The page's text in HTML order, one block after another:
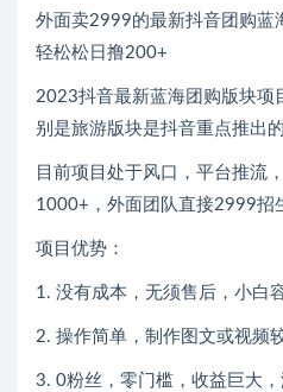
外面卖2999的最新抖音团购蓝
轻松松日撸200+
2023抖音最新蓝海团购版块项
别是旅游版块是抖音重点推出
目前项目处于风口，平台推流
1000+，外面团队直接2999招
项目优势：
1. 没有成本，无须售后，小白
2. 操作简单，制作图文或视频
3. 0粉丝，零门槛，收益巨大